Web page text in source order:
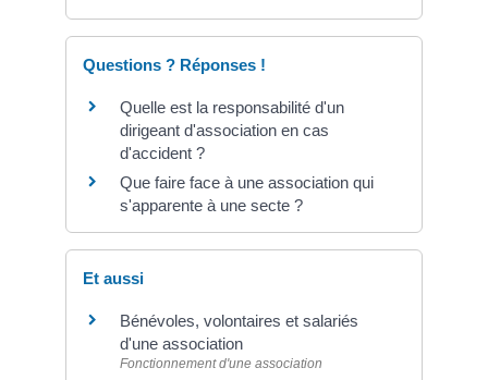
Questions ? Réponses !
Quelle est la responsabilité d'un
dirigeant d'association en cas
d'accident ?
Que faire face à une association qui
s'apparente à une secte ?
Et aussi
Bénévoles, volontaires et salariés
d'une association
Fonctionnement d'une association